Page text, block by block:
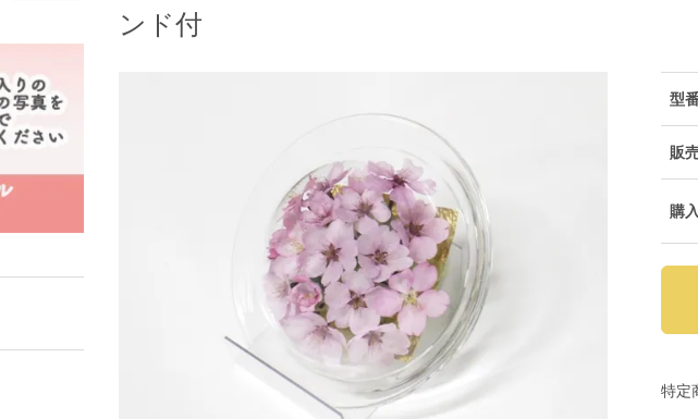
ンド付
型
販
購
特定